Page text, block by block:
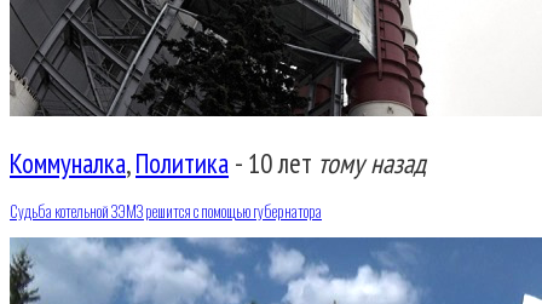
Коммуналка,Политика - 10 лет тому назад
Судьба котельной ЗЭМЗ решится с помощью губернатора